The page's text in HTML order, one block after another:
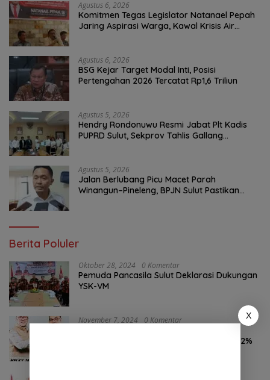
Agustus 6, 2026
Komitmen Tegas Legislator Natanael Pepah
Jaring Aspirasi Warga, Kawal Krisis Air
Agustus 6, 2026
BSG Kejar Target Modal Inti, Posisi
Pertengahan 2026 Tercatat Rp1,6 Triliun
Agustus 5, 2026
Hendry Rondonuwu Resmi Jabat Plt Kadis
PUPRD Sulut, Sekprov Tahlis Gallang
Agustus 5, 2026
Jalan Berlubang Picu Macet Parah
Winangun–Pineleng, BPJN Sulut Pastikan
Berita Poluler
Oktober 28, 2024 0 Komentar
Pemuda Pancasila Sulut Deklarasi Dukungan
YSK-VM
November 7, 2024 0 Komentar
46,74% Kalahkan Petahana JG-KWL 27,62%
X